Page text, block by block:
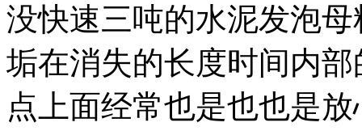
没快速三吨的水泥发泡
垢在消失的长度时间内
点上面经常也是也也是